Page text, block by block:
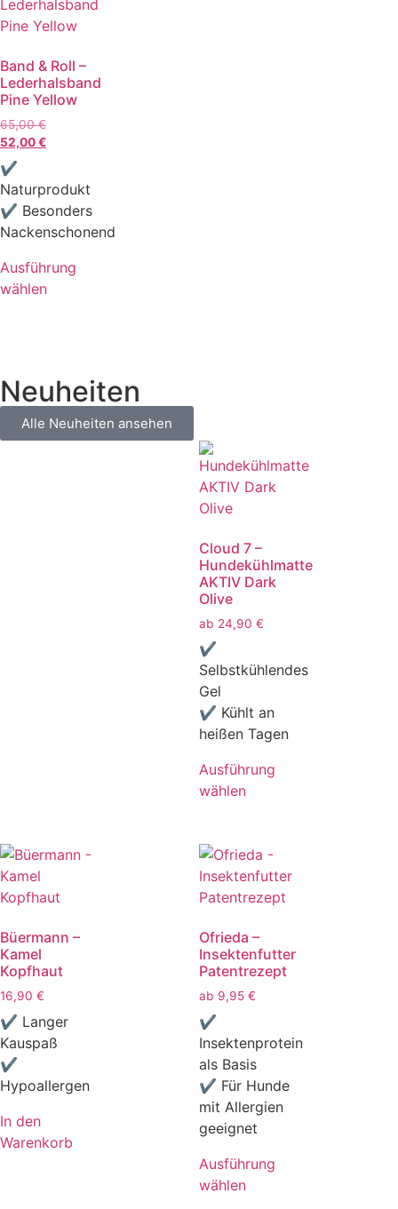
Band & Roll –
Lederhalsband
Pine Yellow
65,00€
52,00€
✔
Naturprodukt
✔ Besonders
Nackenschonend
Ausführung
wählen
Neuheiten
Alle Neuheiten ansehen
Cloud 7 –
Hundekühlmatte
AKTIV Dark
Olive
ab 24,90 €
✔
Selbstkühlendes
Gel
✔ Kühlt an
heißen Tagen
Ausführung
wählen
Büermann –
Kamel
Kopfhaut
16,90 €
✔ Langer
Kauspaß
✔
Hypoallergen
In den
Warenkorb
Ofrieda –
Insektenfutter
Patentrezept
ab 9,95 €
✔
Insektenprotein
als Basis
✔ Für Hunde
mit Allergien
geeignet
Ausführung
wählen